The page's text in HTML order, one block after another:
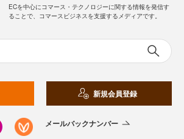
ECを中心にコマース・テクノロジーに関する情報を発信す
ることで、コマースビジネスを支援するメディアです。
新規会員登録
メールバックナンバー